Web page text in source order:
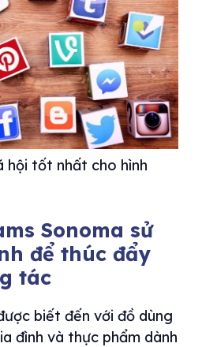
hội tốt nhất cho hình
Sonoma sử
để thúc đẩy
tác
biết đến với đồ dùng
đình và thực phẩm dành